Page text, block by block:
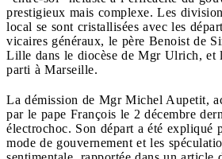
prestigieux mais complexe. Les
local se sont cristallisées avec les
vicaires généraux, le père Benoist de
Lille dans le diocèse de Mgr Ulrich, et
parti à Marseille.
La démission de Mgr Michel Aupetit,
par le pape François le 2 décembre
électrochoc. Son départ a été expliqué
mode de gouvernement et les